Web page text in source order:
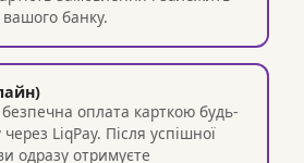
вашого банку.
оплата карткою будь-
LiqPay. Після успішної
одразу отримуєте